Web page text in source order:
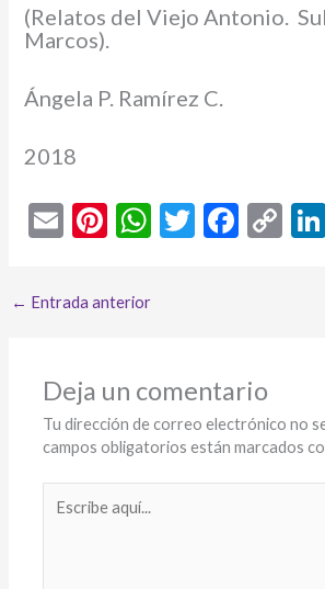
(Relatos del Viejo Antonio.
Marcos).
Ángela P. Ramírez C.
2018
E
ai
Pi
er
W
p
p
T
F
o
k
C
k
← Entrada anterior
Deja un comentario
Tu dirección de correo electrónico no
campos obligatorios están marcados
aquí...